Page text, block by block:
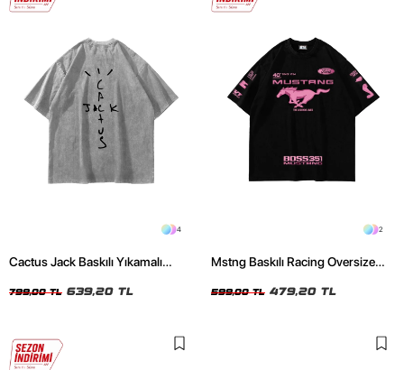
4
Cactus Jack Baskılı Yıkamalı
799,00 TL 639,20 TL
2
Mstng Baskılı Racing Oversize
599,00 TL 479,20 TL